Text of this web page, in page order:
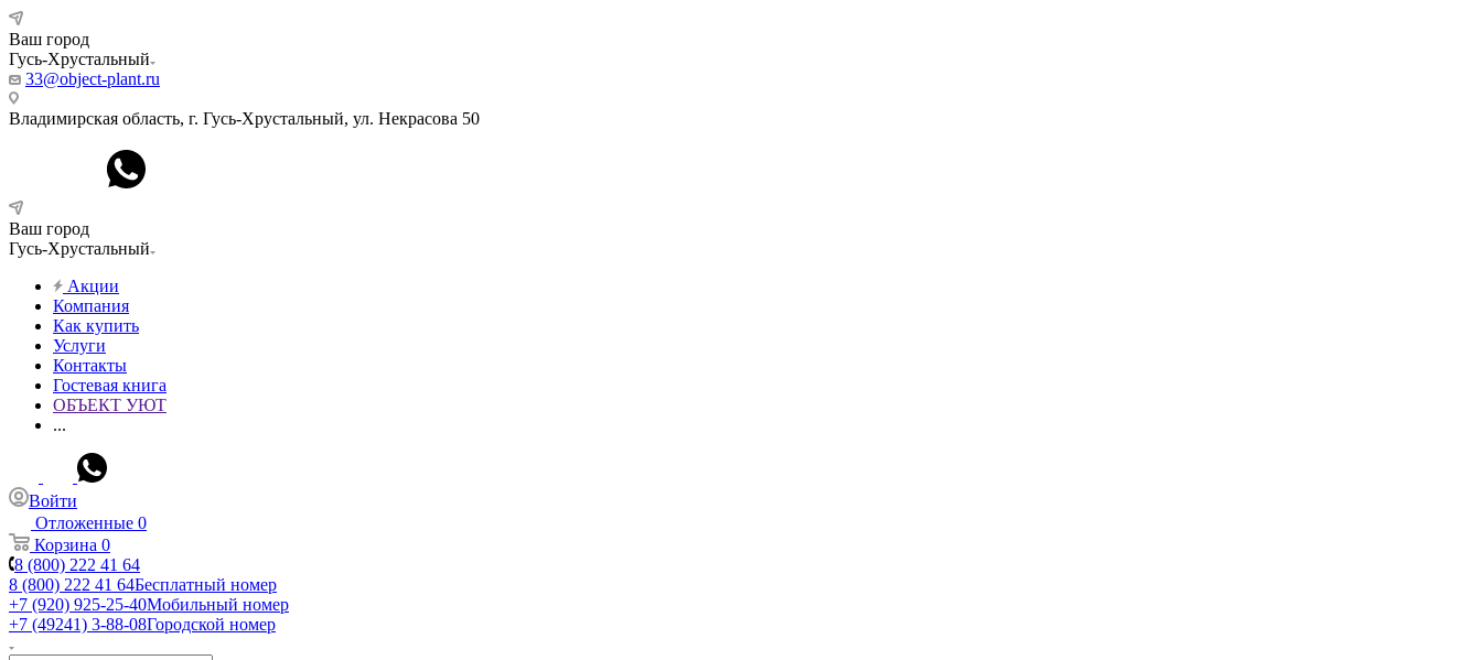
Ваш город
Гусь-Хрустальный
33@object-plant.ru
Владимирская область, г. Гусь-Хрустальный, ул. Некрасова 50
Ваш город
Гусь-Хрустальный
Акции
Компания
Как купить
Услуги
Контакты
Гостевая книга
ОБЪЕКТ УЮТ
...
Войти
Отложенные 0
Корзина 0
8 (800) 222 41 64
8 (800) 222 41 64Бесплатный номер
+7 (920) 925-25-40Мобильный номер
+7 (49241) 3-88-08Городской номер